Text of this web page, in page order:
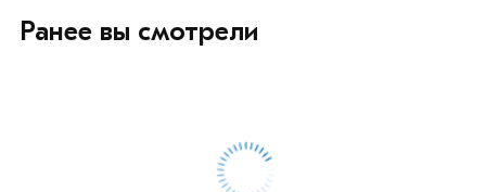
Ранее вы смотрели